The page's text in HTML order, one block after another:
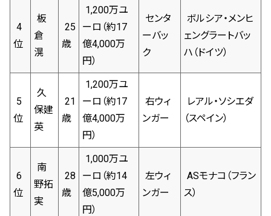
4
位
板
倉
滉
25
歳
1,200万ユ
ーロ（約17
億4,000万
円）
センタ
ーバッ
ク
ボルシア・メンヒ
ェングラートバッ
ハ（ドイツ）
5
位
久
保建
英
21
歳
1,200万ユ
ーロ（約17
億4,000万
円）
右ウィ
ンガー
レアル・ソシエダ
（スペイン）
6
位
南
野拓
実
28
歳
1,000万ユ
ーロ（約14
億5,000万
円）
左ウィ
ンガー
ASモナコ（フラン
ス）